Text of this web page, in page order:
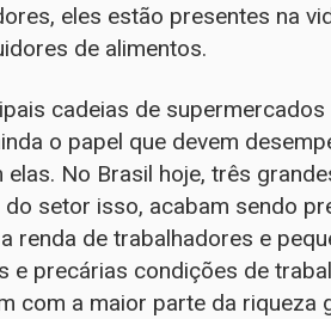
eles estão presentes na
de alimentos.
cadeias de
o papel que devem
No Brasil hoje, três
setor isso, acabam sendo
renda de trabalhadores e
e precárias condições de
com a maior parte da riqueza